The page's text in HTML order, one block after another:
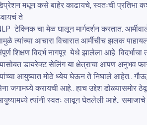
मधून कसे बाहेर काढायचे, स्वतःची प्रतिभा
ते
टेक्निक चा मेळ घालून मार्गदर्शन करतात.
त्यांच्या आचारा विचारात आर्मीचीच झलक
शिक्षण विदर्भ नागपूर  येथे झालेला आहे.
डायरेक्ट सेलिंग या क्षेत्राचा आपण अनुभव
आयुष्यात मोठे ध्येय घेऊन ते निघाले आहेत..
जगामध्ये करायची आहे.. हाच उद्देश डोळ्यासमोर
त्यांनी स्वतः लावून घेतलेली आहे..